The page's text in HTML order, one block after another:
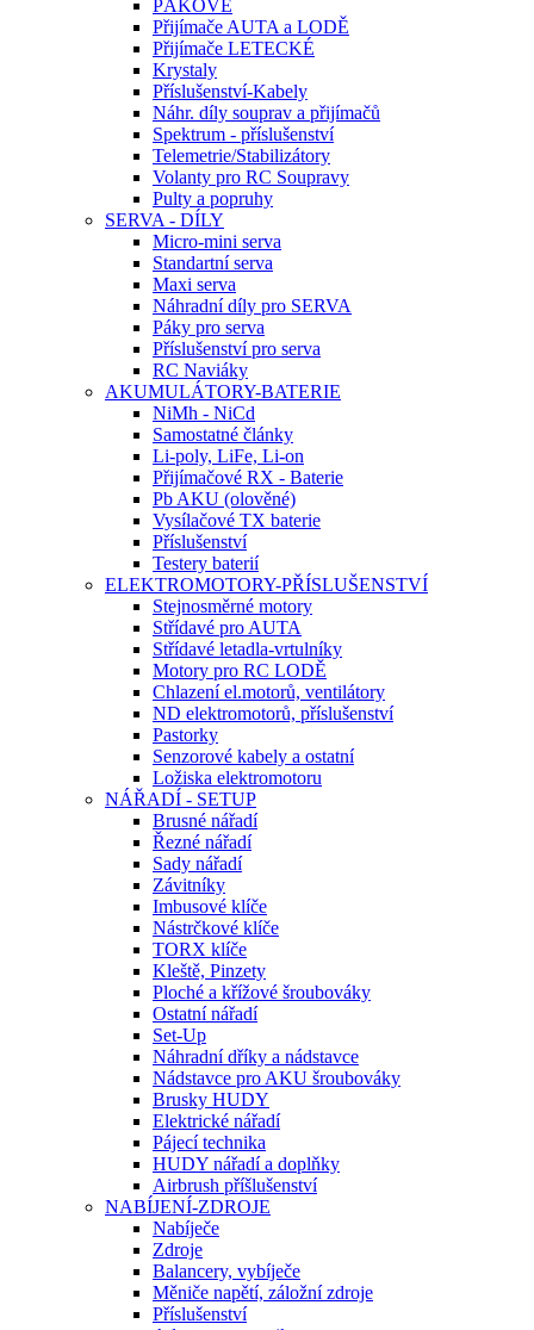
PÁKOVÉ
Přijímače AUTA a LODĚ
Přijímače LETECKÉ
Krystaly
Příslušenství-Kabely
Náhr. díly souprav a přijímačů
Spektrum - příslušenství
Telemetrie/Stabilizátory
Volanty pro RC Soupravy
Pulty a popruhy
SERVA - DÍLY
Micro-mini serva
Standartní serva
Maxi serva
Náhradní díly pro SERVA
Páky pro serva
Příslušenství pro serva
RC Naviáky
AKUMULÁTORY-BATERIE
NiMh - NiCd
Samostatné články
Li-poly, LiFe, Li-on
Přijímačové RX - Baterie
Pb AKU (olověné)
Vysílačové TX baterie
Příslušenství
Testery baterií
ELEKTROMOTORY-PŘÍSLUŠENSTVÍ
Stejnosměrné motory
Střídavé pro AUTA
Střídavé letadla-vrtulníky
Motory pro RC LODĚ
Chlazení el.motorů, ventilátory
ND elektromotorů, příslušenství
Pastorky
Senzorové kabely a ostatní
Ložiska elektromotoru
NÁŘADÍ - SETUP
Brusné nářadí
Řezné nářadí
Sady nářadí
Závitníky
Imbusové klíče
Nástrčkové klíče
TORX klíče
Kleště, Pinzety
Ploché a křížové šroubováky
Ostatní nářadí
Set-Up
Náhradní dříky a nádstavce
Nádstavce pro AKU šroubováky
Brusky HUDY
Elektrické nářadí
Pájecí technika
HUDY nářadí a doplňky
Airbrush příšlušenství
NABÍJENÍ-ZDROJE
Nabíječe
Zdroje
Balancery, vybíječe
Měniče napětí, záložní zdroje
Příslušenství